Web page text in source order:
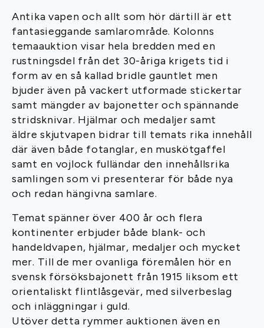
Antikavapen och allt som hör därtill är ett
fantasieggande samlarområde. Kolonns
temaauktion visar hela bredden med en
rustningsdel från det 30-åriga krigets tid i
form av en så kallad bridle gauntlet men
bjuder även på vackert utformade stickertar
samt mängder av bajonetter och spännande
stridsknivar. Hjälmar och medaljer samt
äldre skjutvapen bidrar till temats rika innehåll
där även både fotanglar, en muskötgaffel
samt en vojlock fulländar den innehållsrika
samlingen som vi presenterar för både nya
och redan hängivna samlare.
Temat spänner över 400 år och flera
kontinenter erbjuder både blank- och
handeldvapen, hjälmar, medaljer och mycket
mer. Till de mer ovanliga föremålen hör en
svensk försöksbajonett från 1915 liksom ett
orientaliskt flintlåsgevär, med silverbeslag
och inläggningar i guld.
Utöver detta rymmer auktionen även en